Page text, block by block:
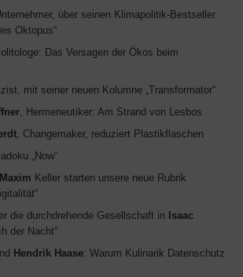
über seinen Klimapolitik-Bestseller
Oktopus“
Das Versagen der Ökos beim
mit seiner neuen Kolumne „Transformator“
, Hermeneutiker: Am Strand von Lesbos
, Changemaker, reduziert Plastikflaschen
„Now“
Maxim Keller starten unsere neue Rubrik
die durchdrehende Gesellschaft in Isaac
der Nacht“
Hendrik Haase: Warum Kulinarik Datenschutz